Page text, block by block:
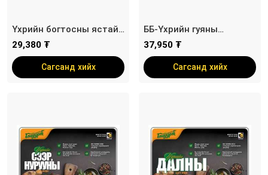
Үхрийн богтосны ястай
мах
29,380 ₮
Сагсанд хийх
ББ-Үхрийн гуяны
ангилсан цул мах /
савлагаат/
37,950 ₮
Сагсанд хийх